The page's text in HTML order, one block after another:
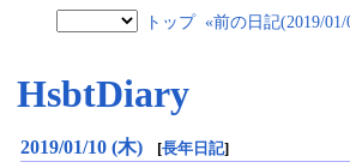
トップ «前の日記(2019/
HsbtDiary
2019/01/10 (木) [長年日記]